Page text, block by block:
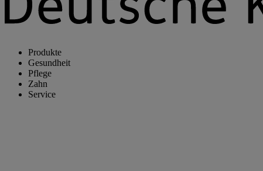
Produkte
Gesundheit
Pflege
Zahn
Service